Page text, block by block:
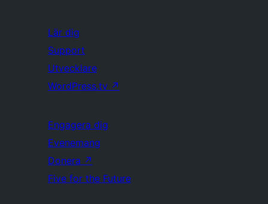
Lär dig
Support
Utvecklare
WordPress.tv ↗
Engagera dig
Evenemang
Donera ↗
Five for the Future